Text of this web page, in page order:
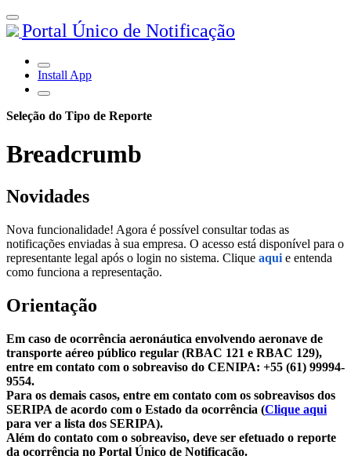
Portal Único de Notificação
Install App
Seleção do Tipo de Reporte
Breadcrumb
Novidades
Nova funcionalidade! Agora é possível consultar todas as
notificações enviadas à sua empresa. O acesso está disponível para o
representante legal após o login no sistema. Clique aqui e entenda
como funciona a representação.
Orientação
Em caso de ocorrência aeronáutica envolvendo aeronave de
transporte aéreo público regular (RBAC 121 e RBAC 129),
entre em contato com o sobreaviso do CENIPA: +55 (61) 99994-
9554.
Para os demais casos, entre em contato com os sobreavisos dos
SERIPA de acordo com o Estado da ocorrência (Clique aqui
para ver a lista dos SERIPA).
Além do contato com o sobreaviso, deve ser efetuado o reporte
da ocorrência no Portal Único de Notificação.